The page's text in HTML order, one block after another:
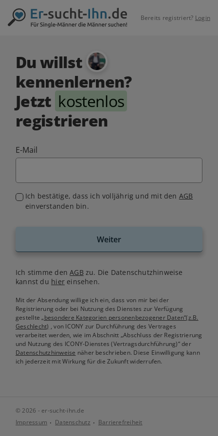
Bereits registriert? Login
Du willst
kennenlernen?
Jetzt kostenlos
registrieren
E-Mail
Ich bestätige, dass ich volljährig und mit den AGB
einverstanden bin.
Weiter
Ich stimme denAGB zu. Die Datenschutzhinweise
kannst du hiereinsehen.
Mit der Absendung willige ich ein, dass von mir bei der
Registrierung oder bei Nutzung des Dienstes zur Verfügung
gestellte„besondere Kategorien personenbezogener Daten“(z.B.
Geschlecht) , von ICONY zur Durchführung des Vertrages
verarbeitet werden, wie im Abschnitt „Abschluss der Registrierung
und Nutzung des ICONY-Dienstes (Vertragsdurchführung)“ der
Datenschutzhinweise näher beschrieben. Diese Einwilligung kann
ich jederzeit mit Wirkung für die Zukunft widerrufen.
© 2026 - er-sucht-ihn.de
Impressum
Datenschutz Barrierefreiheit